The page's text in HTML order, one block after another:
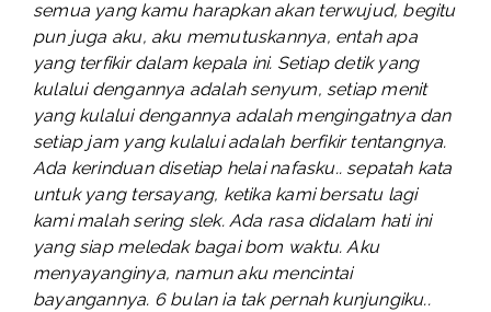
semua yang kamu harapkan akan terwujud, begitu
pun juga aku, aku memutuskannya, entah apa
yang terfikir dalam kepala ini. Setiap detik yang
kulalui dengannya adalah senyum, setiap menit
yang kulalui dengannya adalah mengingatnya dan
setiap jam yang kulalui adalah berfikir tentangnya.
Ada kerinduan disetiap helai nafasku.. sepatah kata
untuk yang tersayang, ketika kami bersatu lagi
kami malah sering slek. Ada rasa didalam hati ini
yang siap meledak bagai bom waktu. Aku
menyayanginya, namun aku mencintai
bayangannya. 6 bulan ia tak pernah kunjungiku..